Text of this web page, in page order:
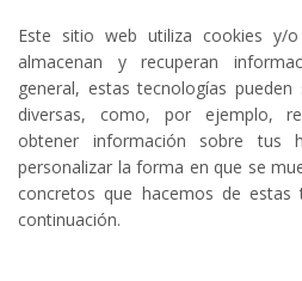
Este sitio web utiliza cookies y/
almacenan y recuperan
general, estas tecnologías
diversas, como, por ejemplo,
obtener información sobre tus
personalizar la forma en que se
concretos que hacemos de estas
continuación.